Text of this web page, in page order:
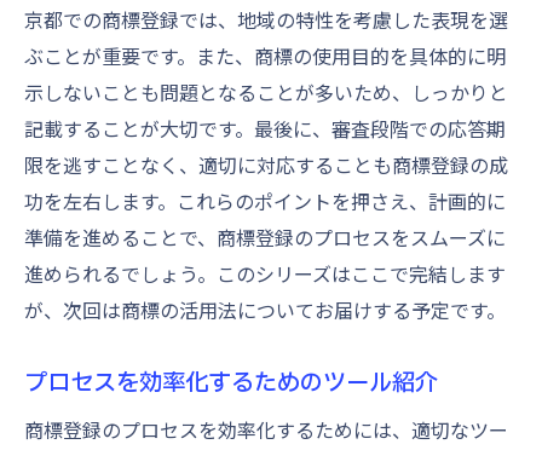
京都での商標登録では、地域の特性を考慮した表現を選
ぶことが重要です。また、商標の使用目的を具体的に明
示しないことも問題となることが多いため、しっかりと
記載することが大切です。最後に、審査段階での応答期
限を逃すことなく、適切に対応することも商標登録の成
功を左右します。これらのポイントを押さえ、計画的に
準備を進めることで、商標登録のプロセスをスムーズに
進められるでしょう。このシリーズはここで完結します
が、次回は商標の活用法についてお届けする予定です。
プロセスを効率化するためのツール紹介
商標登録のプロセスを効率化するためには、適切なツー